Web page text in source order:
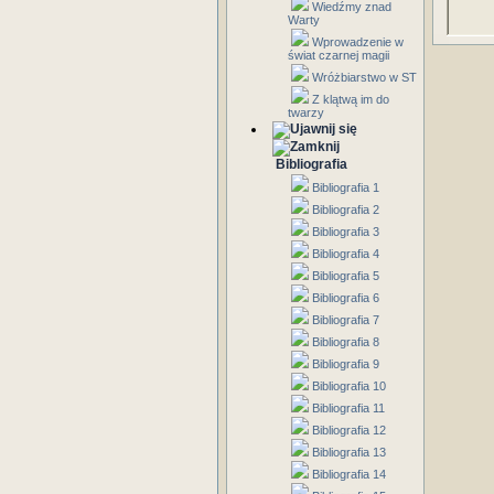
Wiedźmy znad
Warty
Wprowadzenie w
świat czarnej magii
Wróżbiarstwo w ST
Z klątwą im do
twarzy
Bibliografia
Bibliografia 1
Bibliografia 2
Bibliografia 3
Bibliografia 4
Bibliografia 5
Bibliografia 6
Bibliografia 7
Bibliografia 8
Bibliografia 9
Bibliografia 10
Bibliografia 11
Bibliografia 12
Bibliografia 13
Bibliografia 14